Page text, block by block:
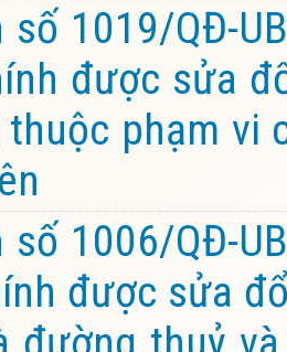
số 1019/QĐ-
được sửa
phạm vi
số 1006/QĐ-
được sửa